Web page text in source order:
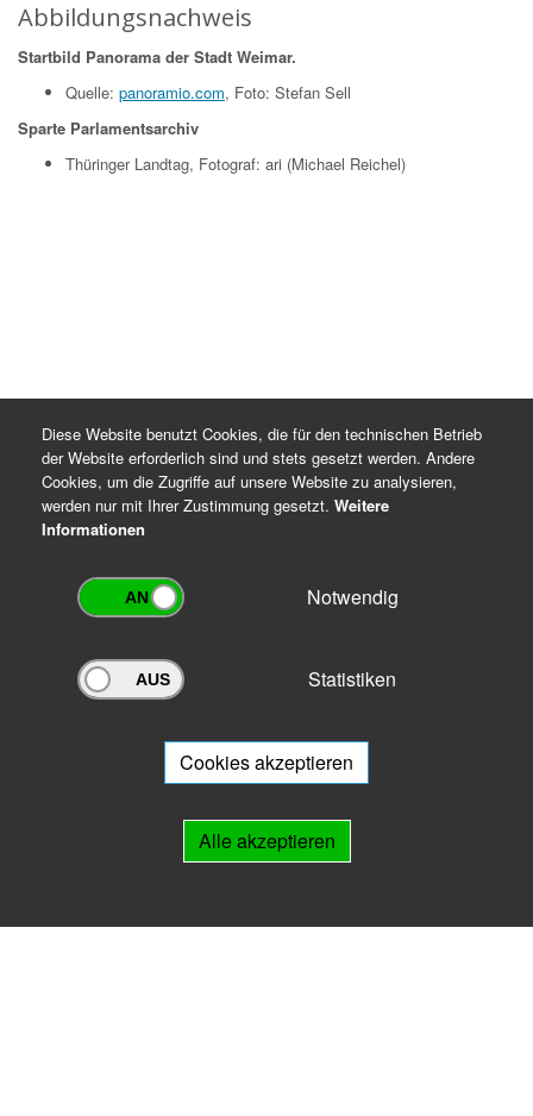
Abbildungsnachweis
Startbild Panorama der Stadt Weimar.
Quelle: panoramio.com, Foto: Stefan Sell
Sparte Parlamentsarchiv
Thüringer Landtag, Fotograf: ari (Michael Reichel)
Archivportal Thüringen
Ihnen beratend zur Seite.
Diese Website benutzt Cookies, die für den technischen Betrieb
der Website erforderlich sind und stets gesetzt werden. Andere
Cookies, um die Zugriffe auf unsere Website zu analysieren,
werden nur mit Ihrer Zustimmung gesetzt. Weitere
Informationen
Notwendig
Statistiken
Cookies akzeptieren
Alle akzeptieren